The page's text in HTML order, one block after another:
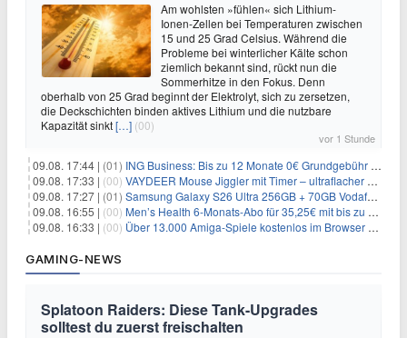
Am wohlsten »fühlen« sich Lithium-
Ionen-Zellen bei Temperaturen zwischen
15 und 25 Grad Celsius. Während die
Probleme bei winterlicher Kälte schon
ziemlich bekannt sind, rückt nun die
Sommerhitze in den Fokus. Denn
oberhalb von 25 Grad beginnt der Elektrolyt, sich zu zersetzen,
die Deckschichten binden aktives Lithium und die nutzbare
Kapazität sinkt[…] (00)
vor 1 Stunde
09.08. 17:44 | (01) ING Business: Bis zu 12 Monate 0€ Grundgebühr + 200€ Bonus für euer Geschäftskonto!
09.08. 17:33 | (00) VAYDEER Mouse Jiggler mit Timer – ultraflacher Maus-Mover für 25,64€
09.08. 17:27 | (01) Samsung Galaxy S26 Ultra 256GB + 70GB Vodafone-Netz für 34,99€/Monat (effektiv 4,74€/Monat)
09.08. 16:55 | (00) Men’s Health 6-Monats-Abo für 35,25€ mit bis zu 30€ Gutschein
09.08. 16:33 | (00) Über 13.000 Amiga-Spiele kostenlos im Browser spielen
GAMING-NEWS
Splatoon Raiders: Diese Tank-Upgrades
solltest du zuerst freischalten